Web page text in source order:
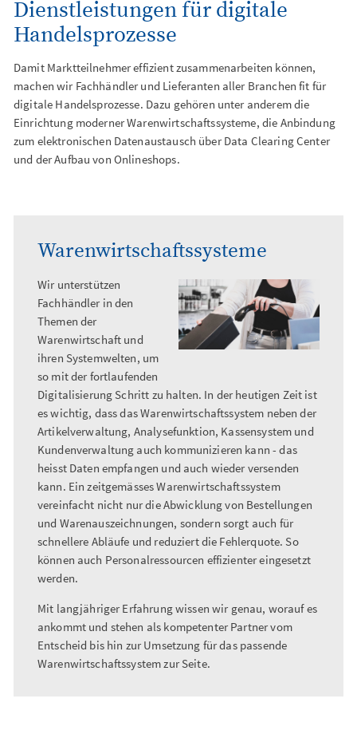
Digital Signage
Dienstleistungen für digitale
Handelsprozesse
Damit Marktteilnehmer effizient zusammenarbeiten können,
machen wir Fachhändler und Lieferanten aller Branchen fit für
digitale Handelsprozesse. Dazu gehören unter anderem die
Einrichtung moderner Warenwirtschaftssysteme, die Anbindung
zum elektronischen Datenaustausch über Data Clearing Center
und der Aufbau von Onlineshops.
Warenwirtschaftssysteme
Wir unterstützen
Fachhändler in den
Themen der
Warenwirtschaft und
ihren Systemwelten, um
so mit der fortlaufenden
Digitalisierung Schritt zu halten. In der heutigen Zeit ist
es wichtig, dass das Warenwirtschaftssystem neben der
Artikelverwaltung, Analysefunktion, Kassensystem und
Kundenverwaltung auch kommunizieren kann - das
heisst Daten empfangen und auch wieder versenden
kann. Ein zeitgemässes Warenwirtschaftssystem
vereinfacht nicht nur die Abwicklung von Bestellungen
und Warenauszeichnungen, sondern sorgt auch für
schnellere Abläufe und reduziert die Fehlerquote. So
können auch Personalressourcen effizienter eingesetzt
werden.
Mit langjähriger Erfahrung wissen wir genau, worauf es
ankommt und stehen als kompetenter Partner vom
Entscheid bis hin zur Umsetzung für das passende
Warenwirtschaftssystem zur Seite.